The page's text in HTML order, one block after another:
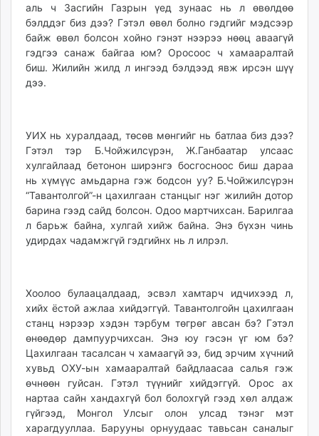
аль ч Засгийн Газрын үед зунаас нь л өвөлдөө
бэлддэг биз дээ? Гэтэл өвөл болно гэдгийг мэдсээр
байж өвөл болсон хойно гэнэт нээрээ нөөц аваагүй
гэдгээ санаж байгаа юм? Оросоос ч хамааралтай
биш. Жилийн жилд л ингээд бэлдээд явж ирсэн шүү
дээ.
УИХ нь хуралдаад, төсөв мөнгийг нь батлаа биз дээ?
Гэтэл тэр Б.Чойжилсүрэн, Ж.Ганбаатар улсаас
хулгайлаад бетонон ширэнгэ босгосноос биш дараа
нь хүмүүс амьдарна гэж бодсон уу? Б.Чойжилсүрэн
“Тавантолгой”-н цахилгаан станцыг нэг жилийн дотор
барина гээд сайд болсон. Одоо мартчихсан. Барилгаа
л барьж байна, хулгай хийж байна. Энэ бүхэн чинь
удирдах чадамжгүй гэдгийнх нь л илрэл.
Хоолоо булаацалдаад, эсвэл хамтарч идчихээд л,
хийх ёстой ажлаа хийдэггүй. Тавантолгойн цахилгаан
станц нэрээр хэдэн тэрбум төгрөг авсан бэ? Гэтэл
өнөөдөр дампуурчихсан. Энэ юу гэсэн үг юм бэ?
Цахилгаан тасалсан ч хамаагүй ээ, бид эрчим хүчний
хувьд ОХУ-ын хамааралтай байдлаасаа салья гэж
өчнөөн гуйсан. Гэтэл түүнийг хийдэггүй. Орос ах
нартаа сайн хандахгүй бол болохгүй гээд хөл алдаж
гүйгээд, Монгол Улсыг олон улсад тэнэг мэт
харагдууллаа. Барууны орнуудаас тавьсан саналыг